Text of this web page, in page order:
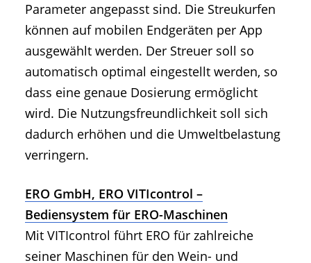
Parameter angepasst sind. Die Streukurfen
können auf mobilen Endgeräten per App
ausgewählt werden. Der Streuer soll so
automatisch optimal eingestellt werden, so
dass eine genaue Dosierung ermöglicht
wird. Die Nutzungsfreundlichkeit soll sich
dadurch erhöhen und die Umweltbelastung
verringern.
ERO GmbH, ERO VITIcontrol –
Bediensystem für ERO-Maschinen
Mit VITIcontrol führt ERO für zahlreiche
seiner Maschinen für den Wein- und